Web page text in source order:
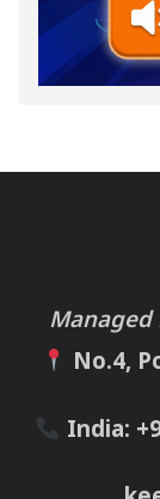
Managed
No.4,
India: